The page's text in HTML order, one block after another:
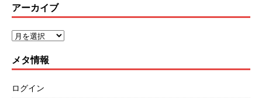
アーカイブ
メタ情報
ログイン